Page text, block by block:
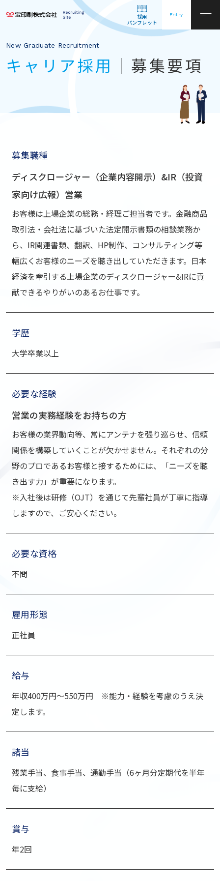
採用
パンフレット
Entry
New Graduate Recruitment
キャリア採⽤ ｜募集要項
募集職種
ディスクロージャー（企業内容開⽰）&IR（投資
家向け広報）営業
お客様は上場企業の総務・経理ご担当者です。⾦融商品
取引法・会社法に基づいた法定開⽰書類の相談業務か
ら、IR関連書類、翻訳、HP制作、コンサルティング等
幅広くお客様のニーズを聴き出していただきます。⽇本
経済を牽引する上場企業のディスクロージャー&IRに貢
献できるやりがいのあるお仕事です。
学歴
⼤学卒業以上
必要な経験
営業の実務経験をお持ちの⽅
お客様の業界動向等、常にアンテナを張り巡らせ、信頼
関係を構築していくことが⽋かせません。それぞれの分
野のプロであるお客様と接するためには、「ニーズを聴
き出す⼒」が重要になります。
※⼊社後は研修（OJT）を通じて先輩社員が丁寧に指導
しますので、ご安⼼ください。
必要な資格
不問
雇用形態
正社員
給与
年収400万円〜550万円 ※能⼒・経験を考慮のうえ決
定します。
諸当
残業⼿当、⾷事⼿当、通勤⼿当（6ヶ⽉分定期代を半年
毎に⽀給）
賞与
年2回